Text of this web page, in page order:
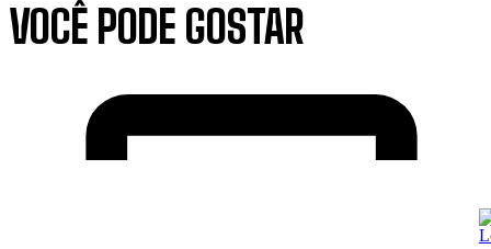
VOCÊ PODE GOSTAR